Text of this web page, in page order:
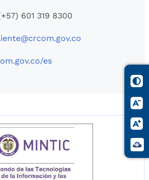
601 319 8300
es